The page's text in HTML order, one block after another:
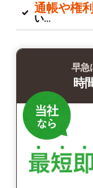
通帳や権
い…
早急
時